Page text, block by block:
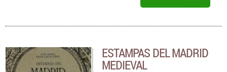
ESTAMPAS DEL MADRID
MEDIEVAL